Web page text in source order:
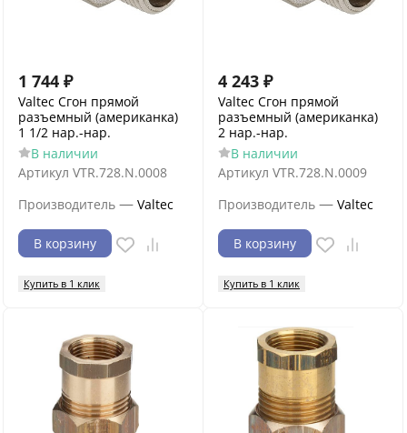
1 744 ₽
Valtec Сгон прямой
разъемный (американка)
1 1/2 нар.-нар.
В наличии
Артикул VTR.728.N.0008
Производитель — Valtec
В корзину
Купить в 1 клик
4 243 ₽
Valtec Сгон прямой
разъемный (американка)
2 нар.-нар.
В наличии
Артикул VTR.728.N.0009
Производитель — Valtec
В корзину
Купить в 1 клик